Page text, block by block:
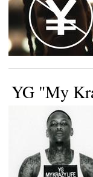
YG "My